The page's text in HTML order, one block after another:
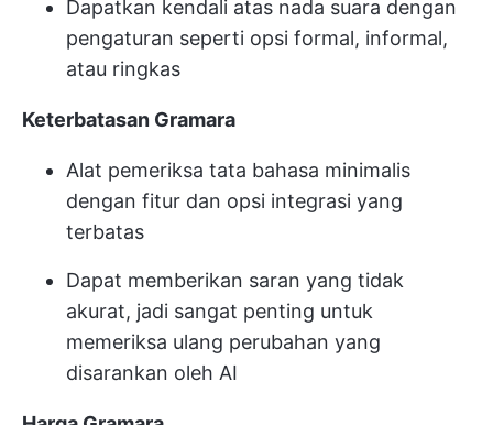
Dapatkan kendali atas nada suara dengan
pengaturan seperti opsi formal, informal,
atau ringkas
Keterbatasan Gramara
Alat pemeriksa tata bahasa minimalis
dengan fitur dan opsi integrasi yang
terbatas
Dapat memberikan saran yang tidak
akurat, jadi sangat penting untuk
memeriksa ulang perubahan yang
disarankan oleh AI